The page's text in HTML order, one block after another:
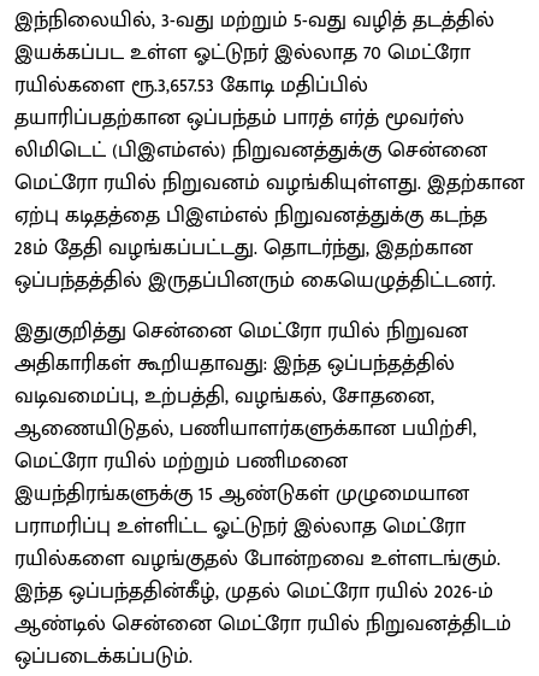
இந்நிலையில், 3-வது மற்றும் 5-வது வழித் தடத்தில்
இயக்கப்பட உள்ள ஓட்டுநர் இல்லாத 70 மெட்ரோ
ரயில்களை ரூ.3,657.53 கோடி மதிப்பில்
தயாரிப்பதற்கான ஒப்பந்தம் பாரத் எர்த் மூவர்ஸ்
லிமிடெட் (பிஇஎம்எல்) நிறுவனத்துக்கு சென்னை
மெட்ரோ ரயில் நிறுவனம் வழங்கியுள்ளது. இதற்கான
ஏற்பு கடிதத்தை பிஇஎம்எல் நிறுவனத்துக்கு கடந்த
28ம் தேதி வழங்கப்பட்டது. தொடர்ந்து, இதற்கான
ஒப்பந்தத்தில் இருதப்பினரும் கையெழுத்திட்டனர்.
இதுகுறித்து சென்னை மெட்ரோ ரயில் நிறுவன
அதிகாரிகள் கூறியதாவது: இந்த ஒப்பந்தத்தில்
வடிவமைப்பு, உற்பத்தி, வழங்கல், சோதனை,
ஆணையிடுதல், பணியாளர்களுக்கான பயிற்சி,
மெட்ரோ ரயில் மற்றும் பணிமனை
இயந்திரங்களுக்கு 15 ஆண்டுகள் முழுமையான
பராமரிப்பு உள்ளிட்ட ஓட்டுநர் இல்லாத மெட்ரோ
ரயில்களை வழங்குதல் போன்றவை உள்ளடங்கும்.
இந்த ஒப்பந்ததின்கீழ், முதல் மெட்ரோ ரயில் 2026-ம்
ஆண்டில் சென்னை மெட்ரோ ரயில் நிறுவனத்திடம்
ஒப்படைக்கப்படும்.